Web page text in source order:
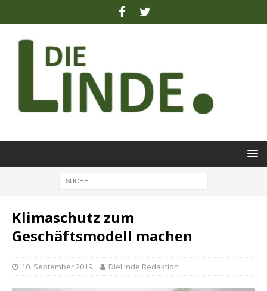
Klimaschutz zum
Geschäftsmodell machen
10. September 2019 DieLinde Redaktion